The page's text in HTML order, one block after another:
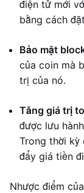
điện tử mới
bằng cách
Bảo mật
của coin mà
trị của nó.
Tăng giá trị
được lưu
Trong thời kỳ
đẩy giá tiền
Nhược điểm